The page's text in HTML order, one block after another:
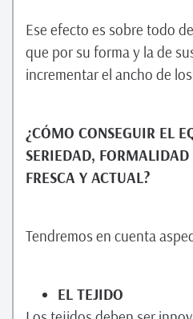
Ese efecto es sobre todo
que por su forma y la de
incrementar el ancho de
¿CÓMO CONSEGUIR EL
SERIEDAD,
FRESCA Y ACTUAL?
Tendremos en cuenta
EL TEJIDO